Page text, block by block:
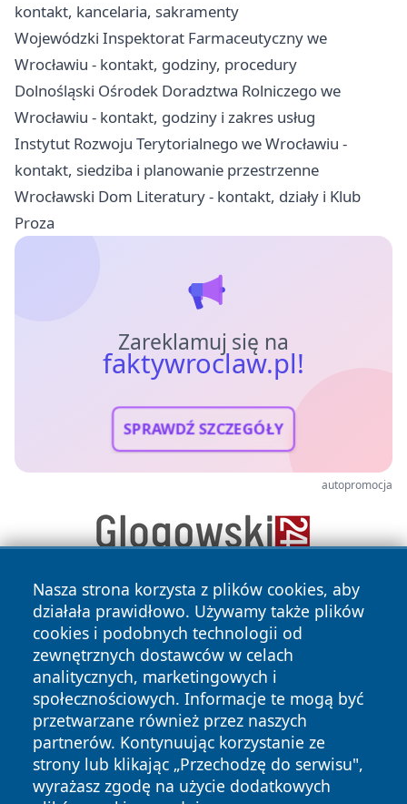
kontakt, kancelaria, sakramenty
Wojewódzki Inspektorat Farmaceutyczny we
Wrocławiu - kontakt, godziny, procedury
Dolnośląski Ośrodek Doradztwa Rolniczego we
Wrocławiu - kontakt, godziny i zakres usług
Instytut Rozwoju Terytorialnego we Wrocławiu -
kontakt, siedziba i planowanie przestrzenne
Wrocławski Dom Literatury - kontakt, działy i Klub
Proza
Zareklamuj się na
faktywroclaw.pl!
SPRAWDŹ SZCZEGÓŁY
autopromocja
Nasza strona korzysta z plików cookies, aby
działała prawidłowo. Używamy także plików
cookies i podobnych technologii od
zewnętrznych dostawców w celach
analitycznych, marketingowych i
społecznościowych. Informacje te mogą być
przetwarzane również przez naszych
partnerów. Kontynuując korzystanie ze
strony lub klikając „Przechodzę do serwisu",
wyrażasz zgodę na użycie dodatkowych
Copyright © 2026 faktywroclaw.pl Wszystkie prawa
zastrzeżone.
News Autorzy
Polityka
Polityka